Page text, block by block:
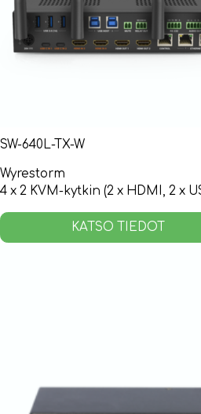
SW-640L-TX-W
Wyrestorm
4 x 2 KVM-kytkin (2 x HDMI, 2 x
KATSO TIEDOT